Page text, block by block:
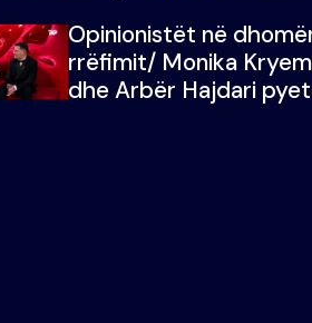
me vajzën e tij
Opinionistët në
rrëfimit/ Monika
dhe Arbër Hajdari